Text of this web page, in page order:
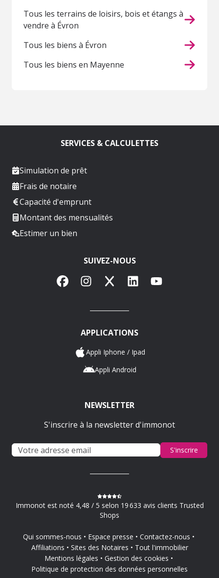
Tous les terrains de loisirs, bois et étangs à
vendre à Évron
Tous les biens à Évron
Tous les biens en Mayenne
SERVICES & CALCULETTES
Simulation de prêt
Frais de notaire
Capacité d'emprunt
Montant des mensualités
Estimer un bien
SUIVEZ-NOUS
FacebookInstagram
X LinkedInYouTube
APPLICATIONS
Appli Iphone / Ipad
Appli Android
NEWSLETTER
S'inscrire à la newsletter d'immonot
S'inscrire
Immonot est noté 4,48 / 5 selon 19 633 avis clients Trusted
Shops
Qui sommes-nous Espace presse
Contactez-nous
Affiliations
Sites des Notaires
Tout l'immobilier
Mentions légales
Gestion des cookies
Politique de protection des données personnelles